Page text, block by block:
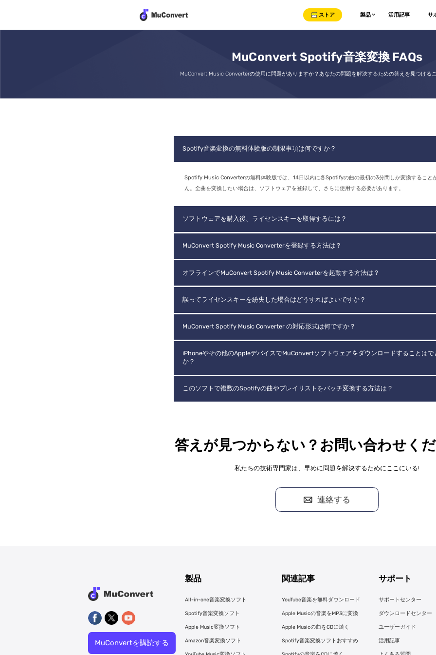
ストア 製品 活用記事 サ
MuConvert Spotify音楽変換 FAQs
MuConvert Music Converterの使用に問題がありますか？あなたの問題を解決するための答えを見つける
Spotify音楽変換の無料体験版の制限事項は何ですか？
Spotify Music Converterの無料体験版では、14日以内に各Spotifyの曲の最初の3分間しか変換すること
ん。全曲を変換したい場合は、ソフトウェアを登録して、さらに使用する必要があります。
ソフトウェアを購入後、ライセンスキーを取得するには？
MuConvert Spotify Music Converterを登録する方法は？
オフラインでMuConvert Spotify Music Converterを起動する方法は？
誤ってライセンスキーを紛失した場合はどうすればよいですか？
MuConvert Spotify Music Converter の対応形式は何ですか？
iPhoneやその他のAppleデバイスでMuConvertソフトウェアをダウンロードすることはで
か？
このソフトで複数のSpotifyの曲やプレイリストをバッチ変換する方法は？
答えが見つからない？お問い合わせく
私たちの技術専門家は、早めに問題を解決するためにここにいる!
連絡する
MuConvertを購読する
製品
All-in-one音楽変換ソフト
Spotify音楽変換ソフト
Apple Music変換ソフト
Amazon音楽変換ソフト
関連記事
YouTube音楽を無料ダウンロード
Apple Musicの音楽をMP3に変換
Apple Musicの曲をCDに焼く
Spotify音楽変換ソフトおすすめ
サポート
サポートセンター
ダウンロードセンター
ユーザーガイド
活用記事